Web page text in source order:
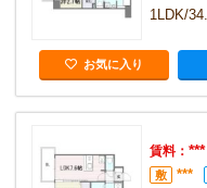
1LDK/
お気に入り
賃料： ***
敷 ***